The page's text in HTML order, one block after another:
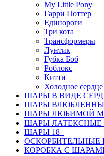
My Little Pony
Гарри Поттер
Единороги
Три кота
Трансформеры
Лунтик
Губка Боб
Роблокс
Китти
Холодное сердце
ШАРЫ В ВИДЕ
ШАРЫ
ШАРЫ ЛЮБИМОЙ
ШАРЫ
ШАРЫ 18+
КОРОБКА С